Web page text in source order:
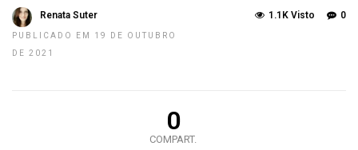
Renata Suter
PUBLICADO EM 19 DE OUTUBRO
DE 2021
0
1.1K Visto
0
COMPART.